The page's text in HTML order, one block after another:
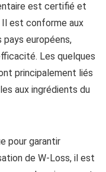
est certifié et
est conforme aux
européens,
Les quelques
principalement liés
aux ingrédients du
pour garantir
de W-Loss, il est